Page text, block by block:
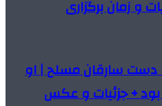
دست سارقان مسلح | او
بود + جزئیات و عکس